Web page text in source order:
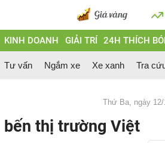
KINH DOANH GIẢI TRÍ 24H THÍCH
Tư vấn Ngắm xe Xe xanh Tra
Thứ Ba, ngày 12/
bến thị trường Việt